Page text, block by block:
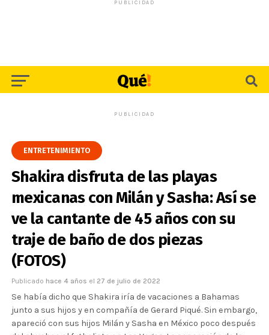
PUBLICIDAD
PUBLICIDAD
ENTRETENIMIENTO
Shakira disfruta de las playas
mexicanas con Milán y Sasha: Así se
ve la cantante de 45 años con su
traje de baño de dos piezas
(FOTOS)
Publicado hace 4 años el 27 de julio de 2022
Se había dicho que Shakira iría de vacaciones a Bahamas
junto a sus hijos y en compañía de Gerard Piqué. Sin embargo,
apareció con sus hijos Milán y Sasha en México poco después